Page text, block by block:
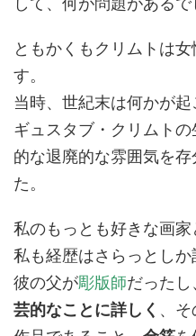
ともかくもクリムトは
す。
当時、世紀末は何かが起
ギュスタブ・クリムト
的な退廃的な雰囲気を
た。
私のもっとも好きな画家
私も経歴はさらっとしか
彼の父が彫版師だったし
芸的なことに詳しく 、